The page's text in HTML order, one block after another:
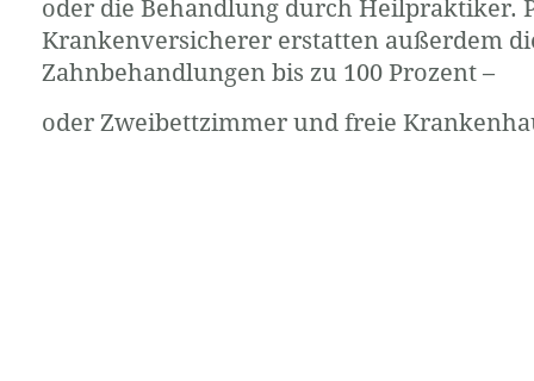
oder die Behandlung durch Heilpraktiker.
Krankenversicherer erstatten außerdem
Zahnbehandlungen bis zu 100 Prozent –
oder Zweibettzimmer und freie